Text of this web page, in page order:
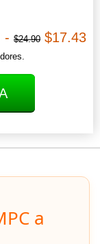
- $24.90 $17.43
a